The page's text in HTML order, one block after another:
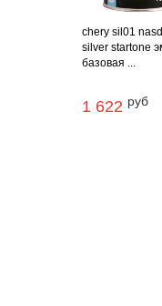
chery sil01
silver startone
базовая ...
1 622 руб